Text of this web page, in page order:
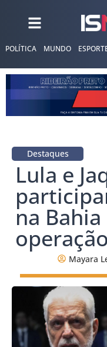
POLÍTICA MUNDO
Destaques
Lula e
na
Mayara